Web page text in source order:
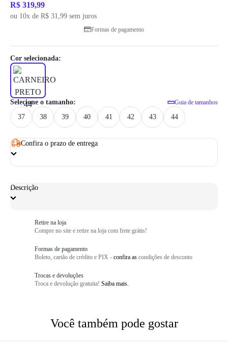
1/ 6
R$ 319,99
ou 10x de R$ 31,99 sem juros
Formas de pagamento
Selecione o tamanho: Guia de tamanhos
37 38 39 40 41 42 43 44
Cor selecionada:
Confira o prazo de entrega
Descrição
Retire na loja
Compre no site e retire na loja com frete grátis!
Formas de pagamento
Boleto, cartão de crédito e PIX - confira as condições de desconto
Trocas e devoluções
Troca e devolução gratuita! Saiba mais.
Você também pode gostar